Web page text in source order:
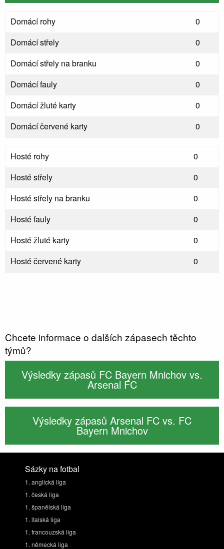
Domácí rohy
0
Domácí střely
0
Domácí střely na branku
0
Domácí fauly
0
Domácí žluté karty
0
Domácí červené karty
0
Hosté rohy
0
Hosté střely
0
Hosté střely na branku
0
Hosté fauly
0
Hosté žluté karty
0
Hosté červené karty
0
Chcete informace o dalších zápasech těchto
týmů?
Výsledky zápasů FC Bayern Mnichov vs.
Arsenal FC
Výsledky zápasů Arsenal FC vs. FC
Bayern Mnichov
Sázky na fotbal
1. anglická liga
1. česká liga
1. španělská liga
1. italská liga
1. francouzská liga
1. německá liga